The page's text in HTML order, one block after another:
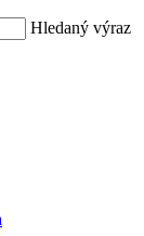
Hledaný výraz